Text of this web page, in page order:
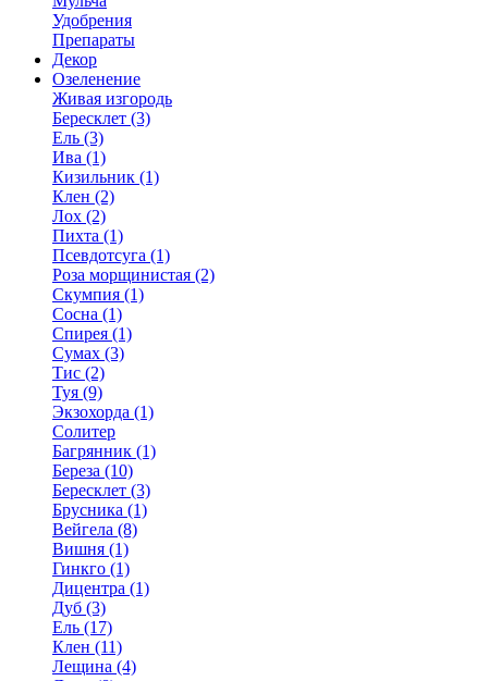
Удобрения
Препараты
Декор
Озеленение
Живая изгородь
Бересклет (3)
Ель (3)
Ива (1)
Кизильник (1)
Клен (2)
Лох (2)
Пихта (1)
Псевдотсуга (1)
Роза морщинистая (2)
Скумпия (1)
Сосна (1)
Спирея (1)
Сумах (3)
Тис (2)
Туя (9)
Экзохорда (1)
Солитер
Багрянник (1)
Береза (10)
Бересклет (3)
Брусника (1)
Вейгела (8)
Вишня (1)
Гинкго (1)
Дицентра (1)
Дуб (3)
Ель (17)
Клен (11)
Лещина (4)